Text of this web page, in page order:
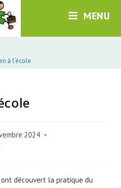
MENU
à l’école
2024
ont découvert la pratique du